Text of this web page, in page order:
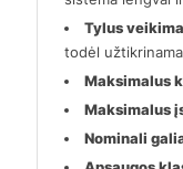
Tylus
todėl
Maksimalus
Maksimalus
Nominali